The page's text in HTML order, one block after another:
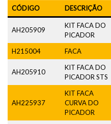
CÓDIGO DESCRIÇÃO
AH205909
KIT FACA DO
PICADOR
H215004 FACA
AH205910
KIT FACA DO
PICADOR STS
AH225937
KIT FACA
CURVA DO
PICADOR